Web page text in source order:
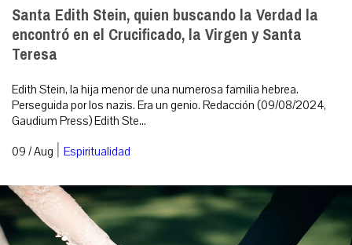
Santa Edith Stein, quien buscando la Verdad la
encontró en el Crucificado, la Virgen y Santa
Teresa
Edith Stein, la hija menor de una numerosa familia hebrea.
Perseguida por los nazis. Era un genio. Redacción (09/08/2024,
Gaudium Press) Edith Ste...
09 / Aug | Espiritualidad